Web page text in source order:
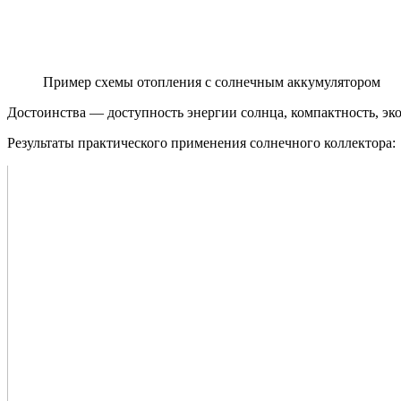
Пример схемы отопления с солнечным аккумулятором
Достоинства — доступность энергии солнца, компактность,
Результаты практического применения солнечного коллектора: